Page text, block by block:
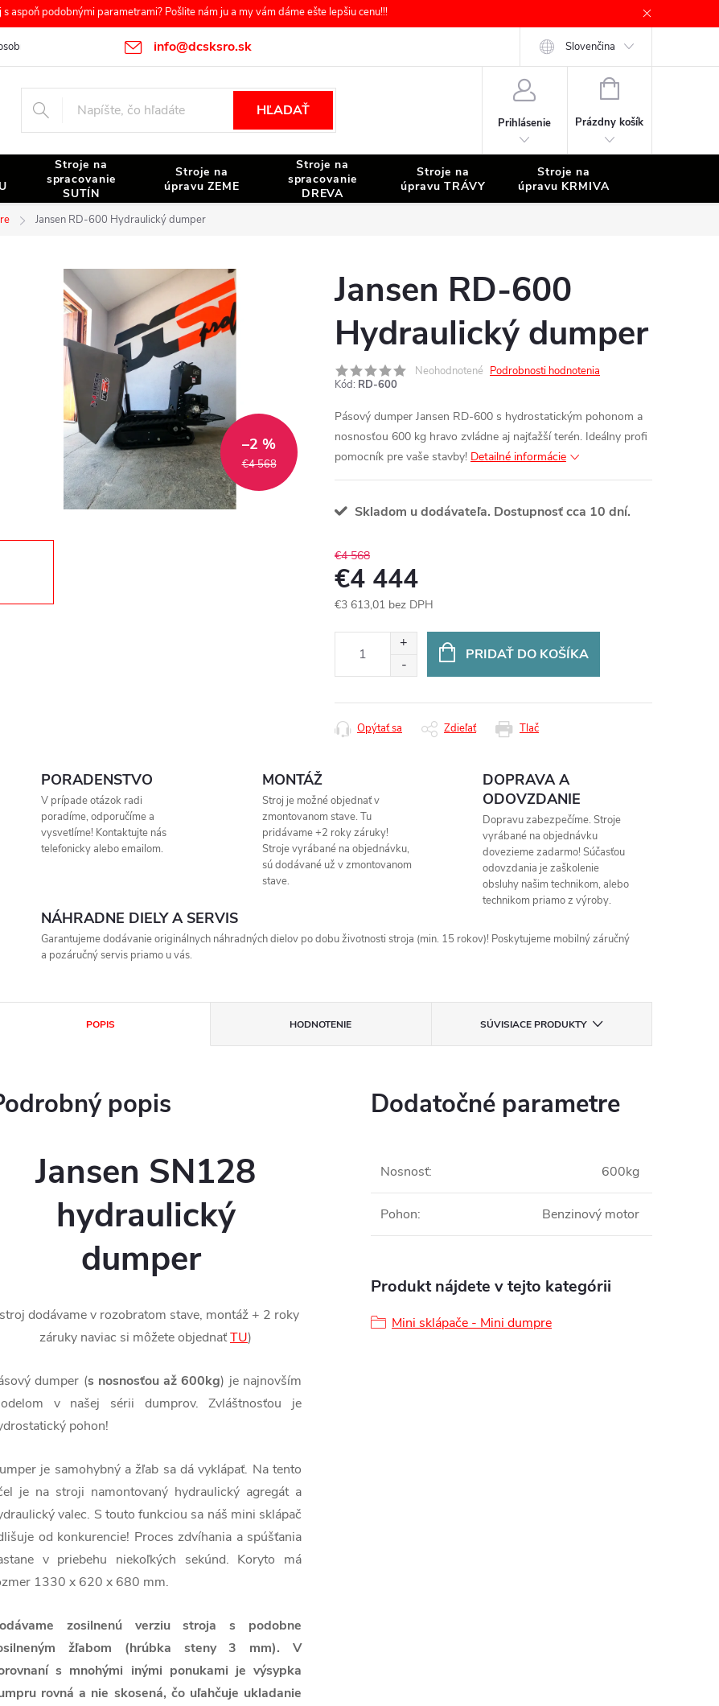
aspoň podobnými parametrami? Pošlite nám ju a my vám dáme ešte lepšiu cenu!!!
info@dcsksro.sk
údajov Reklamačné podmienky Odstúpenie od zmluvy Slovenčina
HĽADAŤ
Prihlásenie
NÁKUPNÝ
Prázdny košík
Stroje na
spracovanie
SUTÍN
Stroje na
úpravu ZEME
Stroje na
spracovanie
DREVA
Stroje na
úpravu TRÁVY
Stroje na
úpravu KRMIVA
Jansen RD-600 Hydraulický dumper
€4 568
–2 %
Jansen RD-600
Hydraulický dumper
Neohodnotené Podrobnosti hodnotenia
Kód: RD-600
Pásový dumper Jansen RD-600 s hydrostatickým pohonom a
nosnosťou 600 kg hravo zvládne aj najťažší terén. Ideálny profi
pomocník pre vaše stavby! Detailné informácie
Skladom u dodávateľa. Dostupnosť cca 10 dní.
€4 568
€4 444
€3 613,01 bez DPH
PRIDAŤ DO KOŠÍKA
Tlač
Opýtať sa Zdieľať
PORADENSTVO
V prípade otázok radi
poradíme, odporučíme a
vysvetlíme! Kontaktujte nás
telefonicky alebo emailom.
MONTÁŽ
Stroj je možné objednať v
zmontovanom stave. Tu
pridávame +2 roky záruky!
Stroje vyrábané na objednávku,
sú dodávané už v zmontovanom
stave.
DOPRAVA A
ODOVZDANIE
Dopravu zabezpečíme. Stroje
vyrábané na objednávku
dovezieme zadarmo! Súčasťou
odovzdania je zaškolenie
obsluhy našim technikom, alebo
technikom priamo z výroby.
NÁHRADNE DIELY A SERVIS
Garantujeme dodávanie originálnych náhradných dielov po dobu životnosti stroja (min. 15 rokov)! Poskytujeme mobilný záručný
a pozáručný servis priamo u vás.
POPIS HODNOTENIE SÚVISIACE PRODUKTY
popis
Jansen SN128
hydraulický
dumper
dodávame v rozobratom stave, montáž + 2 roky
záruky naviac si môžete objednaťTU)
dumper (s nosnosťou až 600kg) je najnovším
v našej sérii dumprov. Zvláštnosťou je
pohon!
je samohybný a žľab sa dá vyklápať. Na tento
je na stroji namontovaný hydraulický agregát a
valec. S touto funkciou sa náš mini sklápač
od konkurencie! Proces zdvíhania a spúšťania
v priebehu niekoľkých sekúnd. Koryto má
1330 x 620 x 680 mm.
zosilnenú verziu stroja s podobne
žľabom (hrúbka steny 3 mm). V
s mnohými inými ponukami je výsypka
rovná a nie skosená, čo uľahčuje ukladanie
Dodatočné parametre
Nosnosť: 600kg
Pohon: Benzinový motor
Produkt nájdete v tejto kategórii
Mini sklápače - Mini dumpre